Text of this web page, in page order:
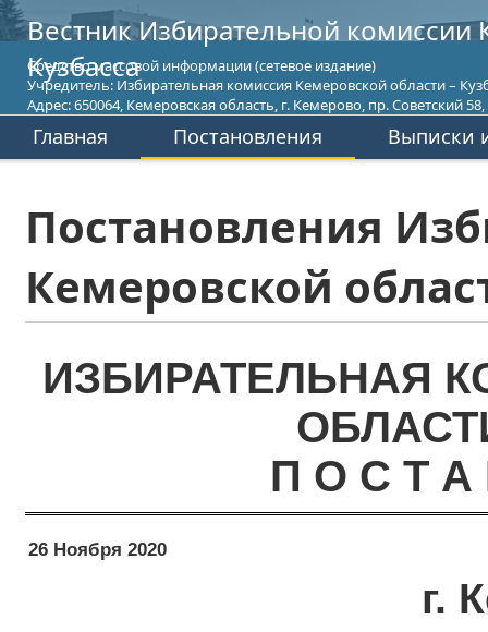
Вестник Избирательной комиссии
Кузбасса
Средство массовой информации (сетевое издание)
Учредитель: Избирательная комиссия Кемеровской области –
Адрес: 650064, Кемеровская область, г. Кемерово, пр. Советский 58,
Главная Постановления Выписки
Постановления
Кемеровской
ИЗБИРАТЕЛЬНАЯ
П О С Т А
26 Ноября 2020
г.